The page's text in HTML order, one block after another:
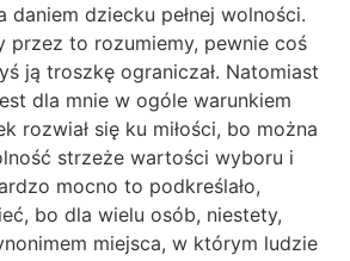
daniem dziecku pełnej wolności.
przez to rozumiemy, pewnie coś
ją troszkę ograniczał. Natomiast
dla mnie w ogóle warunkiem
rozwiał się ku miłości, bo można
strzeże wartości wyboru i
mocno to podkreślało,
bo dla wielu osób, niestety,
miejsca, w którym ludzie